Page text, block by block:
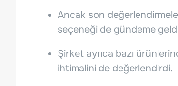
Ancak son
seçeneği de gündeme
Şirket ayrıca bazı
ihtimalini de değerlendirdi.